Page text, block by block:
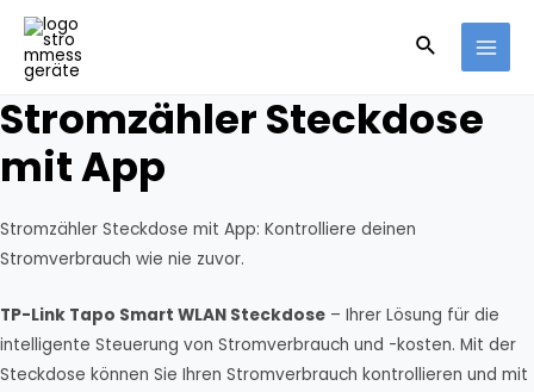
Zum
Inhalt
springen
Suche
Stromzähler Steckdose
mit App
Stromzähler Steckdose mit App: Kontrolliere deinen
Stromverbrauch wie nie zuvor.
TP-Link Tapo Smart WLAN Steckdose – Ihrer Lösung für die
intelligente Steuerung von Stromverbrauch und -kosten. Mit der
Steckdose können Sie Ihren Stromverbrauch kontrollieren und mit